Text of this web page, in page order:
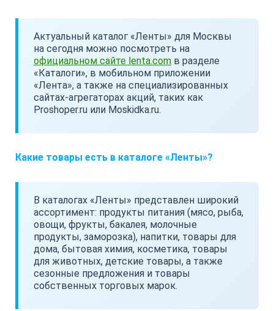
Актуальный каталог «Ленты» для Москвы
на сегодня можно посмотреть на
официальном сайте lenta.com в разделе
«Каталоги», в мобильном приложении
«Лента», а также на специализированных
сайтах-агрегаторах акций, таких как
Proshoper.ru или Moskidka.ru.
Какие товары есть в каталоге «Ленты»?
В каталогах «Ленты» представлен широкий
ассортимент: продукты питания (мясо, рыба,
овощи, фрукты, бакалея, молочные
продукты, заморозка), напитки, товары для
дома, бытовая химия, косметика, товары
для животных, детские товары, а также
сезонные предложения и товары
собственных торговых марок.